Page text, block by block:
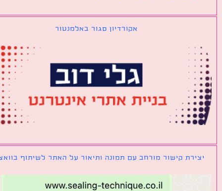
אקורדיון סגור באלמנטור
קישור מורחב עם תמונה ותיאור על האתר לשיתוף בוואצאפ